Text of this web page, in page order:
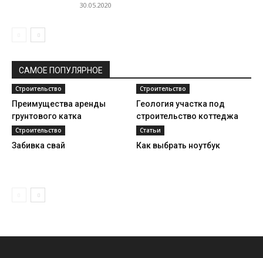
30.05.2020
САМОЕ ПОПУЛЯРНОЕ
Строительство
Преимущества аренды
грунтового катка
Строительство
Геология участка под
строительство коттеджа
Строительство
Забивка свай
Статьи
Как выбрать ноутбук